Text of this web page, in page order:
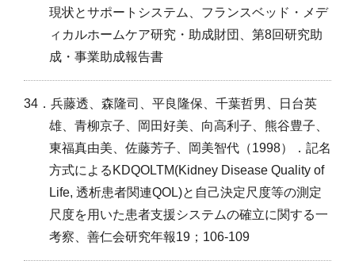
現状とサポートシステム、フランスベッド・メデ
ィカルホームケア研究・助成財団、第8回研究助
成・事業助成報告書
34．兵藤透、森隆司、平良隆保、千葉哲男、日台英
雄、青柳京子、岡田好美、向高利子、熊谷豊子、
東福真由美、佐藤芳子、岡美智代（1998）．記名
方式によるKDQOLTM(Kidney Disease Quality of
Life, 透析患者関連QOL)と自己決定尺度等の測定
尺度を用いた患者支援システムの確立に関する一
考察、善仁会研究年報19；106-109